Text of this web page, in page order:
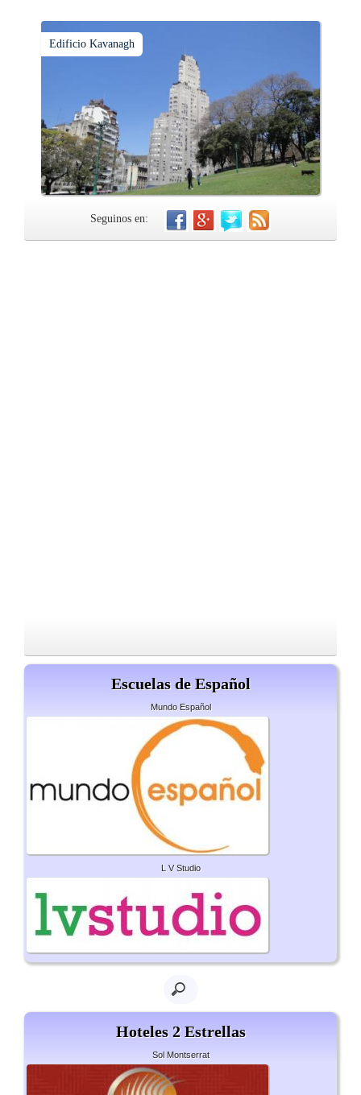
Edificio Kavanagh
Seguinos en:
Escuelas de Español
Mundo Español
L V Studio
Hoteles 2 Estrellas
Sol Montserrat